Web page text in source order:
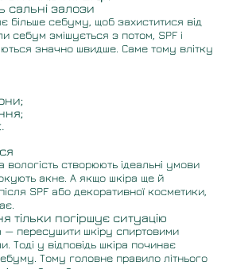
сальні залози
більше себуму, щоб захиститися від
себум змішується з потом, SPF і
значно швидше. Саме тому влітку
створюють ідеальні умови
акне. А якщо шкіра ще й
SPF або декоративної косметики,
тільки погіршує ситуацію
— пересушити шкіру спиртовими
Тоді у відповідь шкіра починає
Тому головне правило літнього